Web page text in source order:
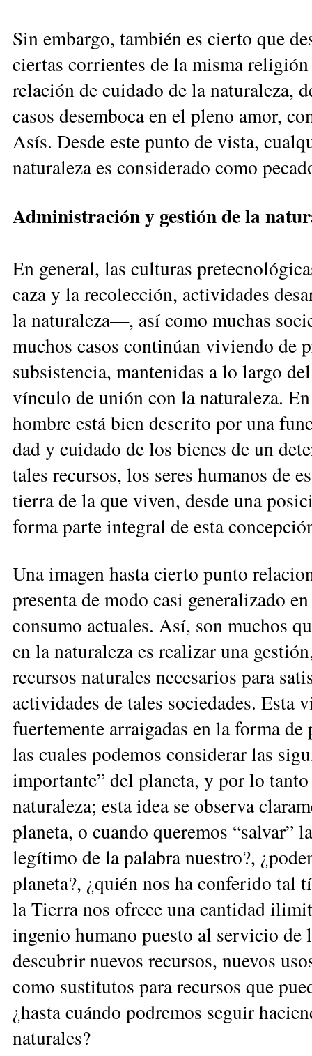
Sin embargo, también es cierto que
ciertas corrientes de la misma
relación de cuidado de la naturaleza,
casos de­semboca en el pleno amor,
Asís. Desde este punto de vista,
naturaleza es considerado como
Administración y gestión de la
En general, las culturas
caza y la recolección, actividades
la naturaleza—, así como muchas
muchos casos continúan viviendo de
subsistencia, mantenidas a lo largo
vínculo de unión con la naturaleza.
hombre está bien descrito por una
dad y cuidado de los bienes de un
tales recursos, los seres humanos de
tierra de la que viven, desde una
forma parte integral de esta
Una imagen hasta cierto punto
presenta de modo casi generalizado
consumo actuales. Así, son mu­chos
en la naturaleza es realizar una
recursos naturales necesarios para
actividades de tales sociedades. Esta
fuertemente arrai­ga­das en la forma
las cuales podemos considerar las
importante” del planeta, y por lo
naturaleza; esta idea se observa
planeta, o cuando queremos “salvar”
legítimo de la palabra nuestro?,
planeta?, ¿quién nos ha conferido tal
la Tierra nos ofrece una cantidad
ingenio humano puesto al servicio
descubrir nuevos recursos, nuevos
como sustitutos para recursos que
¿hasta cuándo podremos seguir
naturales?